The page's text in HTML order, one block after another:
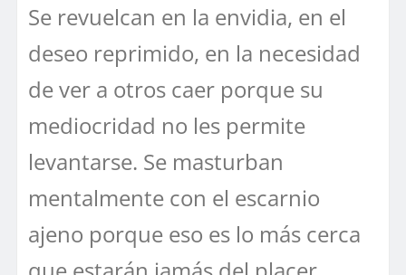
Se revuelcan en la envidia, en el
deseo reprimido, en la necesidad
de ver a otros caer porque su
mediocridad no les permite
levantarse. Se masturban
mentalmente con el escarnio
ajeno porque eso es lo más cerca